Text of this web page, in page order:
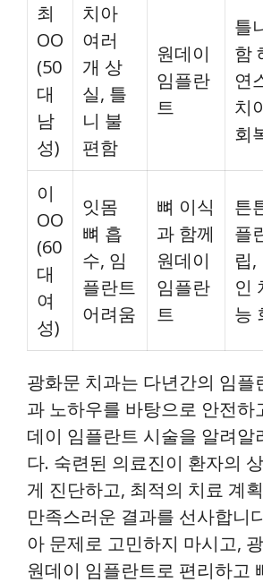
최
OO
(50
대
남
성)
치아
여러
개 상
실, 틀
니 불
편함
원데이
임플란
트
틀
함
연
치
회
이
OO
(60
대
여
성)
잇몸
뼈 흡
수, 임
플란트
어려움
뼈 이식
과 함께
원데이
임플란
트
튼
플
립,
인
능
광화문 치과는 다년간의 임플
과 노하우를 바탕으로 안전하
데이 임플란트 시술을 알려알
다. 숙련된 의료진이 환자의
게 진단하고, 최적의 치료 계
만족스러운 결과를 선사합니
아 문제로 고민하지 마시고,
원데이 임플란트로 편리하고